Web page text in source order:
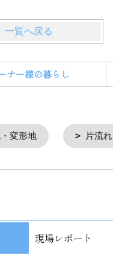
一覧へ戻る
ナー様の暮らし
変形地 片流れ
現場レポート